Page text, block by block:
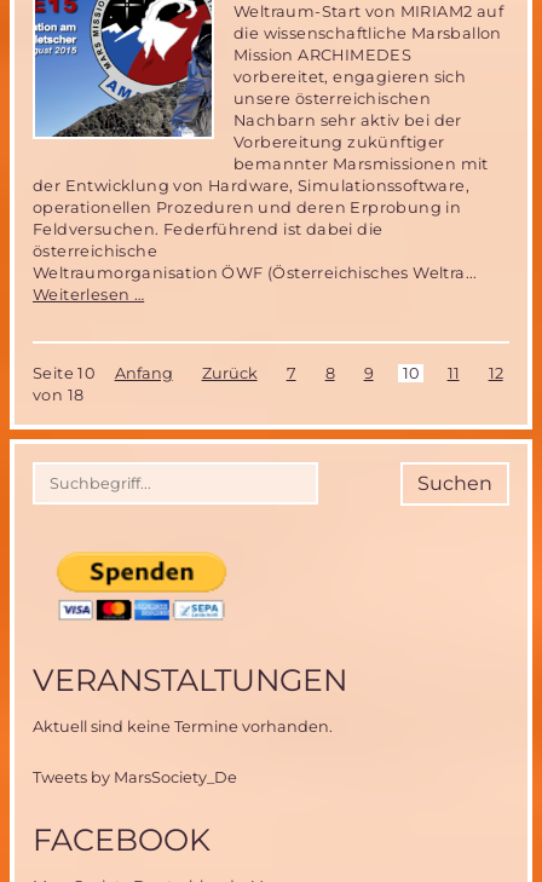
Weltraum-Start von MIRIAM2 auf
die wissenschaftliche Marsballon
Mission ARCHIMEDES
vorbereitet, engagieren sich
unsere österreichischen
Nachbarn sehr aktiv bei der
Vorbereitung zukünftiger
bemannter Marsmissionen mit
der Entwicklung von Hardware, Simulationssoftware,
operationellen Prozeduren und deren Erprobung in
Feldversuchen. Federführend ist dabei die
österreichische
Weltraumorganisation ÖWF (Österreichisches Weltra...
Weiterlesen …
Simulations
des
Österreichischen
Weltraum
Forums
(ÖWF)
Seite 10
von 18
Anfang Zurück 7 8 9 10 11 12
Suchen
VERANSTALTUNGEN
Aktuell sind keine Termine vorhanden.
Tweets by MarsSociety_De
FACEBOOK